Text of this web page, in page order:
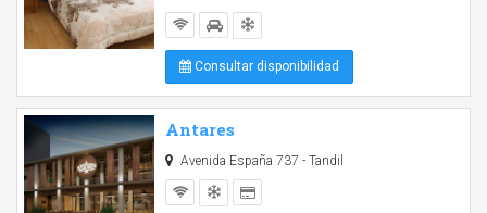
Consultar disponibilidad
Antares
Avenida España 737 - Tandil